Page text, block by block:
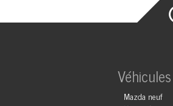
Mazda neuf